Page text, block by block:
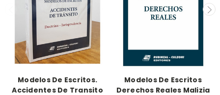
Modelos De Escritos.
Accidentes De Transito
Modelos De Escritos
Derechos Reales Malizia